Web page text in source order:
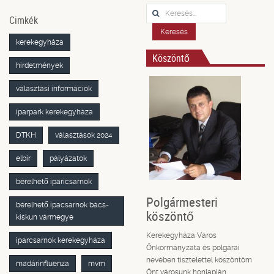
Cimkék
kerekegyháza
hirdetmények
választási információk
iparpark kerekegyháza
DTKH választások 2024
elbir pályázatok
bérelhető iparicsarnok
bérelhető ipacsarnok bács-
kiskun vármegye
iparcsarnok kerekegyháza
madárinfluenza mvm
Keresés...
Keresés
Köszöntő
Polgármesteri
köszöntő
Kerekegyháza Város
Önkormányzata és polgárai
nevében tisztelettel köszöntöm
Önt városunk honlapján.